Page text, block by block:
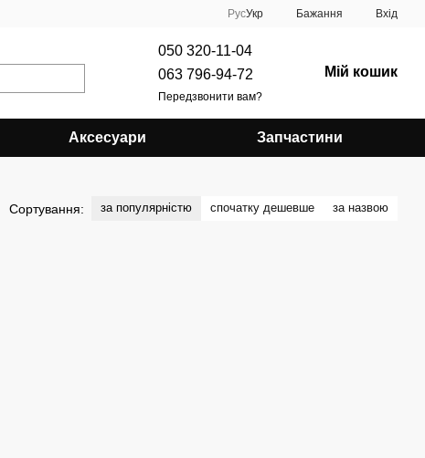
РусУкр Бажання Вхід
050 320-11-04
063 796-94-72
Передзвонити вам?
Мій кошик
Аксесуари Запчастини
Сортування: за популярністю спочатку дешевше за назвою